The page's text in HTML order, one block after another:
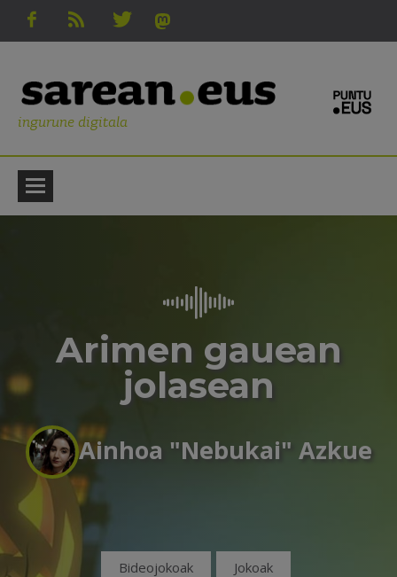
ingurune digitala
Arimen gauean
jolasean
Ainhoa "Nebukai" Azkue
Bideojokoak Jokoak